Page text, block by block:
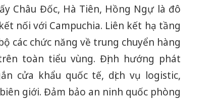
Châu Đốc, Hà Tiên, Hồng Ngự là đô
nối với Campuchia. Liên kết hạ tầng
các chức năng về trung chuyển hàng
toàn tiểu vùng. Định hướng phát
cửa khẩu quốc tế, dịch vụ logistic,
giới. Đảm bảo an ninh quốc phòng